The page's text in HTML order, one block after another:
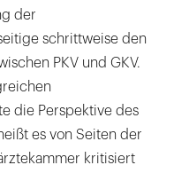
der
schrittweise den
PKV und GKV.
die Perspektive des
es von Seiten der
kritisiert